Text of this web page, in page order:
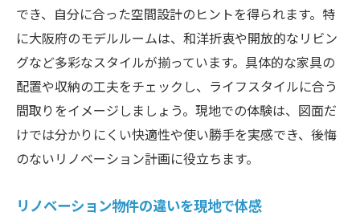
でき、自分に合った空間設計のヒントを得られます。特
に大阪府のモデルルームは、和洋折衷や開放的なリビン
グなど多彩なスタイルが揃っています。具体的な家具の
配置や収納の工夫をチェックし、ライフスタイルに合う
間取りをイメージしましょう。現地での体験は、図面だ
けでは分かりにくい快適性や使い勝手を実感でき、後悔
のないリノベーション計画に役立ちます。
リノベーション物件の違いを現地で体感